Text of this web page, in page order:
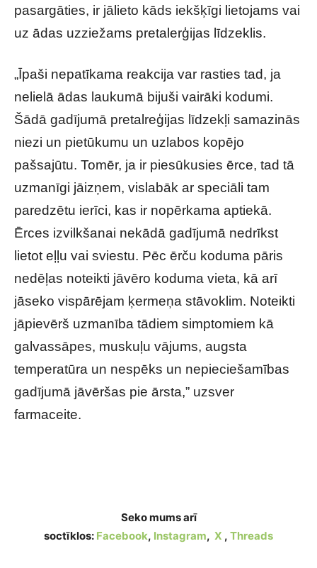
pasargāties, ir jālieto kāds iekšķīgi lietojams vai
uz ādas uzziežams pretalerģijas līdzeklis.
„Īpaši nepatīkama reakcija var rasties tad, ja
nelielā ādas laukumā bijuši vairāki kodumi.
Šādā gadījumā pretalreģijas līdzekļi samazinās
niezi un pietūkumu un uzlabos kopējo
pašsajūtu. Tomēr, ja ir piesūkusies ērce, tad tā
uzmanīgi jāizņem, vislabāk ar speciāli tam
paredzētu ierīci, kas ir nopērkama aptiekā.
Ērces izvilkšanai nekādā gadījumā nedrīkst
lietot eļļu vai sviestu. Pēc ērču koduma pāris
nedēļas noteikti jāvēro koduma vieta, kā arī
jāseko vispārējam ķermeņa stāvoklim. Noteikti
jāpievērš uzmanība tādiem simptomiem kā
galvassāpes, muskuļu vājums, augsta
temperatūra un nespēks un nepieciešamības
gadījumā jāvēršas pie ārsta,” uzsver
farmaceite.
Seko mums arī
soctīklos: Facebook, Instagram, X , Threads